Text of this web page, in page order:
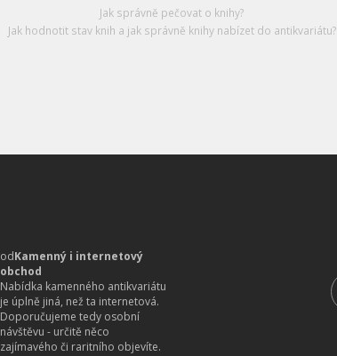
Jak správně pečovat o knihy?
Jak hodnotit stav knih a jak správně knihy nabízet do antikvariátu?
Kamenný i internetový
obchod
Nabídka kamenného antikvariátu
je úplně jiná, než ta internetová.
Doporučujeme tedy osobní
návštěvu - určitě něco
zajímavého či raritního objevíte.